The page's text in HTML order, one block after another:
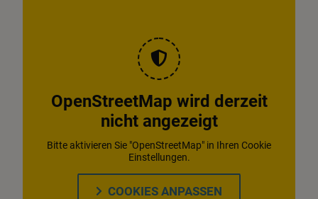
OpenStreetMap wird derzeit
nicht angezeigt
Bitte aktivieren Sie "OpenStreetMap" in Ihren Cookie
Einstellungen.
COOKIES ANPASSEN